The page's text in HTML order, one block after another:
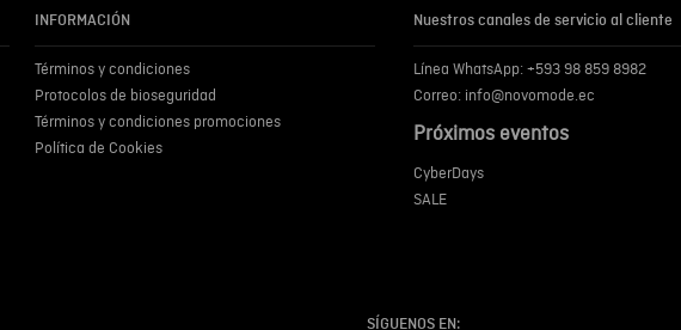
INFORMACIÓN
Términos y condiciones
Protocolos de bioseguridad
Términos y condiciones promociones
Política de Cookies
Nuestros canales de servicio al cliente
Línea WhatsApp: +593 98 859 8982
Correo: info@novomode.ec
Próximos eventos
CyberDays
SALE
SÍGUENOS EN: